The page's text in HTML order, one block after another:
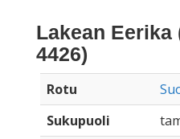
Lakean Eerika
4426)
Rotu
Sukupuoli